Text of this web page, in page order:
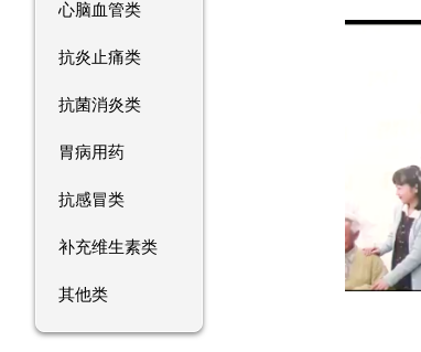
心脑血管类
抗炎止痛类
抗菌消炎类
胃病用药
抗感冒类
补充维生素类
其他类